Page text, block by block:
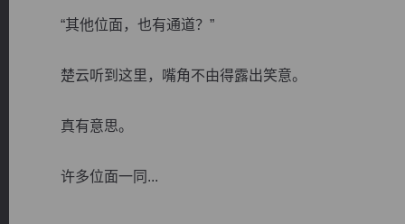
“其他位面，也有通道？”
楚云听到这里，嘴角不由得露出笑意。
真有意思。
许多位面一同...